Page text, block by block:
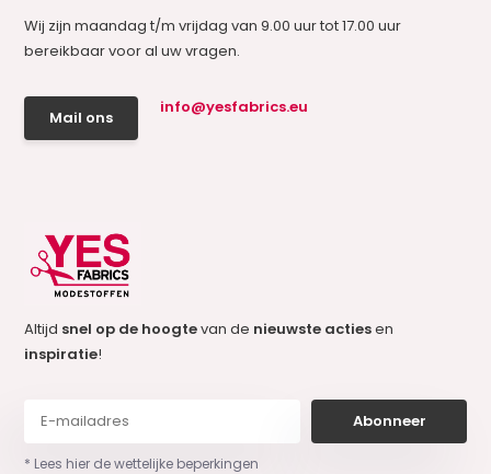
Wij zijn maandag t/m vrijdag van 9.00 uur tot 17.00 uur
bereikbaar voor al uw vragen.
Mail ons
info@yesfabrics.eu
Altijd snel op de hoogtevan de nieuwste actiesen
inspiratie!
Abonneer
* Lees hier de wettelijke beperkingen